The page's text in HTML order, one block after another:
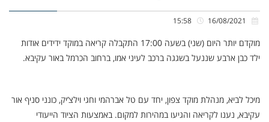
מוקדם יותר היום (שני) בשעה 17:00 התקבלה קריאה במוקד ידידים אודות
ילד כבן ארבע שננעל בשגגה ברכב לעיני אמו, ברחוב הכרמל באור עקיבא.
מיכל לביא, מנהלת מוקד צפון, יחד עם טל אברהמי וחגי וילצ’יק, כונני סניף אור
עקיבא, נענו לקריאה והגיעו במהירות למקום. באמצעות הציוד הייעודי